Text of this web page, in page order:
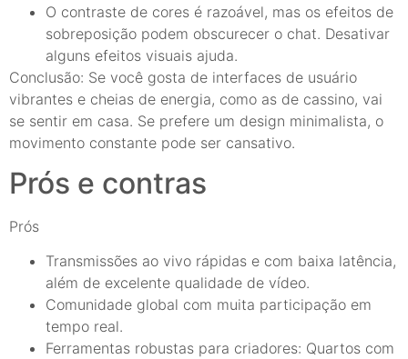
O contraste de cores é razoável, mas os efeitos de
sobreposição podem obscurecer o chat. Desativar
alguns efeitos visuais ajuda.
Conclusão: Se você gosta de interfaces de usuário
vibrantes e cheias de energia, como as de cassino, vai
se sentir em casa. Se prefere um design minimalista, o
movimento constante pode ser cansativo.
Prós e contras
Prós
Transmissões ao vivo rápidas e com baixa latência,
além de excelente qualidade de vídeo.
Comunidade global com muita participação em
tempo real.
Ferramentas robustas para criadores: Quartos com